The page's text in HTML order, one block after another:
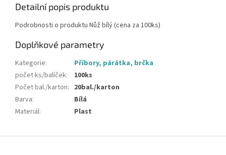
Detailní popis produktu
Podrobnosti o produktu Nůž bílý (cena za 100ks)
Doplňkové parametry
Kategorie:
Příbory, párátka, brčka
počet ks/balíček:
100ks
Počet bal./karton: 20bal./karton
Barva:
Bílá
Materiál: Plast